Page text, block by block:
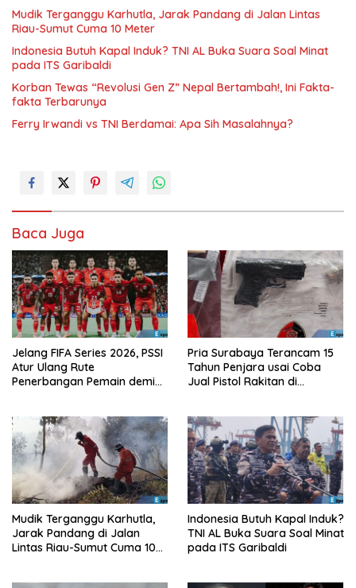
Mudik Terganggu Karhutla, Jarak Pandang di Jalan Lintas
Riau-Sumut Cuma 10 Meter
Indonesia Butuh Kapal Induk? TNI AL Buka Suara Soal Minat
pada ITS Garibaldi
Korban Tewas “Revolusi Gen Z” Nepal Bertambah!, Ini Fakta-
fakta Terbarunya
Ferry Irwandi vs TNI Berdamai: Apa Sih Masalahnya?
Baca Juga
Jelang FIFA Series 2026, PSSI
Atur Ulang Rute
Penerbangan Pemain demi
Pria Surabaya Terancam 15
Tahun Penjara usai Coba
Jual Pistol Rakitan di
Mudik Terganggu Karhutla,
Jarak Pandang di Jalan
Lintas Riau-Sumut Cuma 10
Indonesia Butuh Kapal Induk?
TNI AL Buka Suara Soal Minat
pada ITS Garibaldi